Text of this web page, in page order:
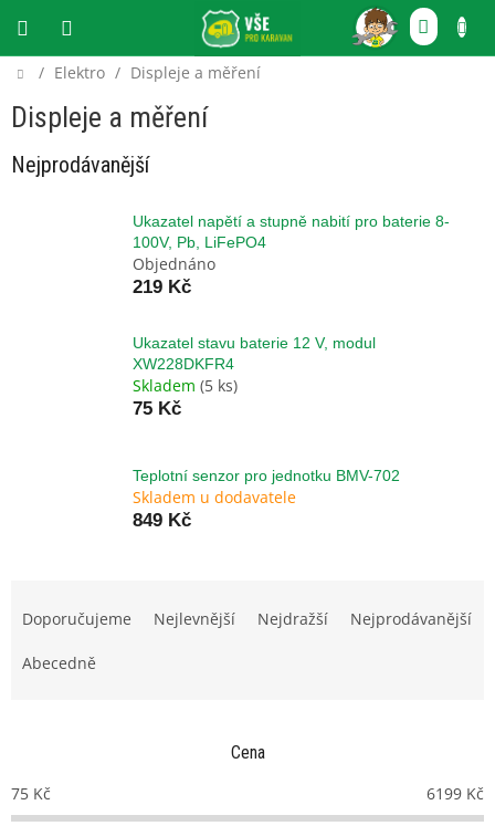
obsah
CZK
Domů
/ Elektro / Displeje a měření
Displeje a měření
Nejprodávanější
Ukazatel napětí a stupně nabití pro baterie 8-
100V, Pb, LiFePO4
Objednáno
219 Kč
Ukazatel stavu baterie 12 V, modul
XW228DKFR4
Skladem (5 ks)
75 Kč
Teplotní senzor pro jednotku BMV-702
Skladem u dodavatele
849 Kč
o
d
Doporučujeme Nejlevnější Nejdražší Nejprodávanější
Abecedně
Cena
75 Kč 6199 Kč